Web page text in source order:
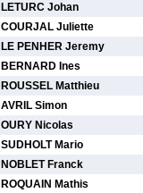
LETURC Johan
COURJAL Juliette
LE PENHER Jeremy
BERNARD Ines
ROUSSEL Matthieu
AVRIL Simon
OURY Nicolas
SUDHOLT Mario
NOBLET Franck
ROQUAIN Mathis